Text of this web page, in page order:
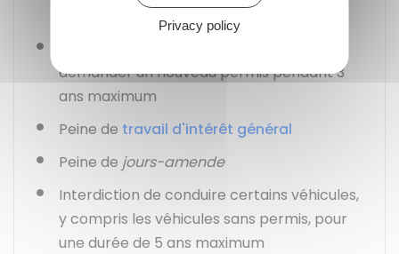
en dehors de l'activité professionnelle)
demander un nouveau permis pendant 3
ans maximum
Peine de travail d'intérêt général
Peine de jours-amende
Interdiction de conduire certains véhicules,
y compris les véhicules sans permis, pour
une durée de 5 ans maximum
Privacy policy